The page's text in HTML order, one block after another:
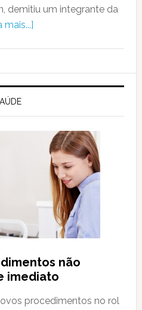
demitiu um integrante da
mais...]
não
imediato
procedimentos no rol